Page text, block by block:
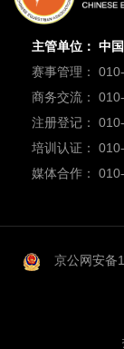
主管单位： 中国
赛事管理：
商务交流：
注册登记：
培训认证：
媒体合作：
京公网安备